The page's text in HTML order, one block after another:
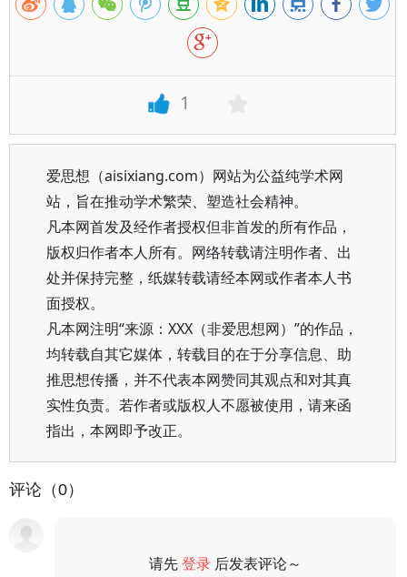
1
爱思想（aisixiang.com）网站为公益纯学术网
站，旨在推动学术繁荣、塑造社会精神。
凡本网首发及经作者授权但非首发的所有作品，
版权归作者本人所有。网络转载请注明作者、出
处并保持完整，纸媒转载请经本网或作者本人书
面授权。
凡本网注明“来源：XXX（非爱思想网）”的作品，
均转载自其它媒体，转载目的在于分享信息、助
推思想传播，并不代表本网赞同其观点和对其真
实性负责。若作者或版权人不愿被使用，请来函
指出，本网即予改正。
评论（0）
请先登录 后发表评论～